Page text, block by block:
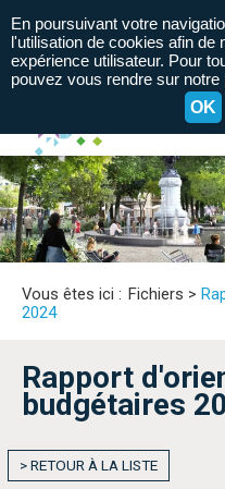
Vous êtes ici : Fichiers >
2024
Rapport
budgétaires
> RETOUR À LA LISTE
En poursuivant votre
l'utilisation de cookies afin de
expérience utilisateur. Pour
pouvez vous rendre sur notre
OK